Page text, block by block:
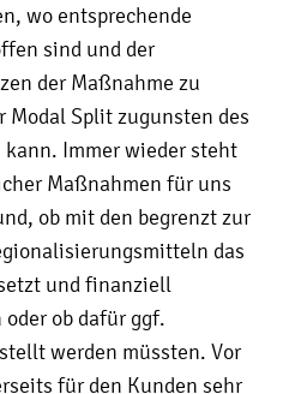
wo entsprechende
sind und der
der Maßnahme zu
Split zugunsten des
kann. Immer wieder steht
Maßnahmen für uns
ob mit den begrenzt zur
das
und finanziell
ob dafür ggf.
werden müssten. Vor
für den Kunden sehr